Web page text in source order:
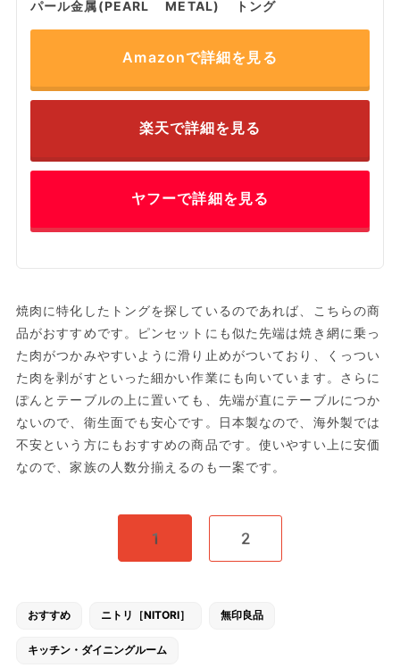
パール金属(PEARL METAL) トング
Amazonで詳細を見る
楽天で詳細を見る
ヤフーで詳細を見る
焼肉に特化したトングを探しているのであれば、こちらの商
品がおすすめです。ピンセットにも似た先端は焼き網に乗っ
た肉がつかみやすいように滑り止めがついており、くっつい
た肉を剥がすといった細かい作業にも向いています。さらに
ぽんとテーブルの上に置いても、先端が直にテーブルにつか
ないので、衛生面でも安心です。日本製なので、海外製では
不安という方にもおすすめの商品です。使いやすい上に安価
なので、家族の人数分揃えるのも一案です。
1 2
おすすめ ニトリ［NITORI］ 無印良品
キッチン・ダイニングルーム